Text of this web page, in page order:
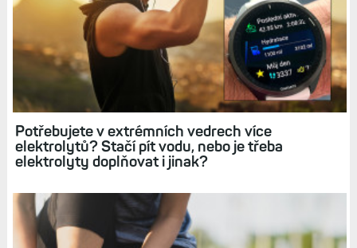
Potřebujete v extrémních vedrech více
elektrolytů? Stačí pít vodu, nebo je třeba
elektrolyty doplňovat i jinak?